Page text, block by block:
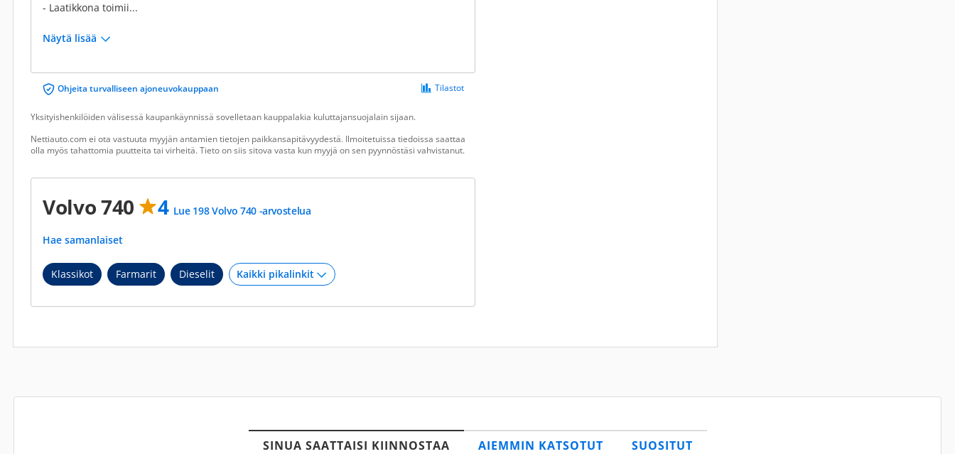
- Laatikkona toimii...
Näytä lisää
Ohjeita turvalliseen ajoneuvokauppaan Tilastot
Yksityishenkilöiden välisessä kaupankäynnissä sovelletaan kauppalakia kuluttajansuojalain sijaan.
Nettiauto.com ei ota vastuuta myyjän antamien tietojen paikkansapitävyydestä. Ilmoitetuissa tiedoissa saattaa
olla myös tahattomia puutteita tai virheitä. Tieto on siis sitova vasta kun myyjä on sen pyynnöstäsi vahvistanut.
Volvo 740 4 Lue 198 Volvo 740 -arvostelua
Hae samanlaiset
Klassikot Farmarit Dieselit
SINUA SAATTAISI KIINNOSTAA AIEMMIN KATSOTUT SUOSITUT